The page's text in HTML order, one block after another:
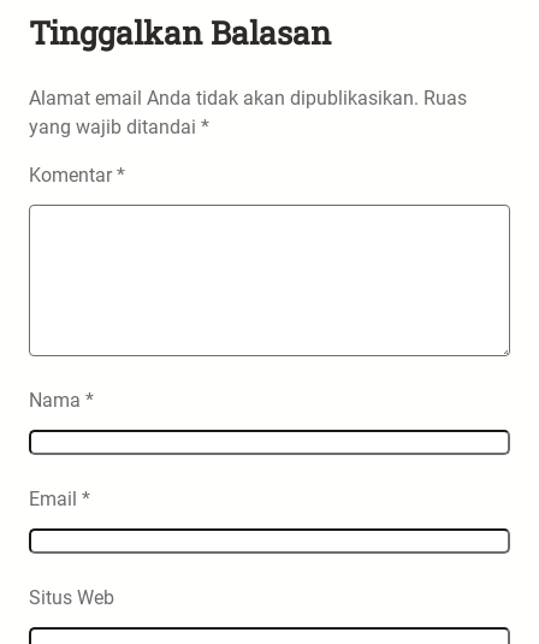
Tinggalkan Balasan
Alamat email Anda tidak akan dipublikasikan. Ruas
yang wajib ditandai *
Komentar*
Nama *
Email *
Situs Web